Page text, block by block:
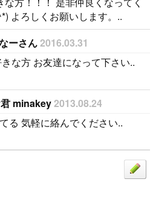
よろしくお願いします。..
ーさん2016.03.31
な方 お友達になって下さい..
minakey2013.08.24
る 気軽に絡んでください..